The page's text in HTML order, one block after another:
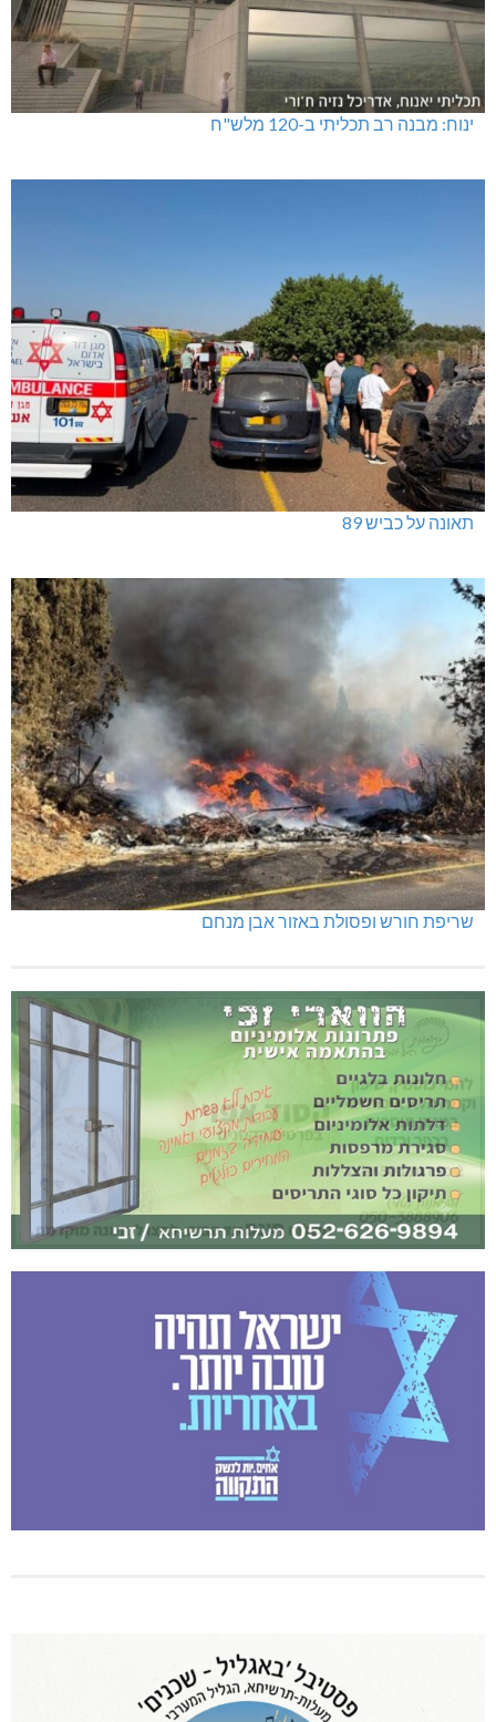
ינוח: מבנה רב תכליתי ב-120 מלש"ח
תאונה על כביש 89
שריפת חורש ופסולת באזור אבן מנחם